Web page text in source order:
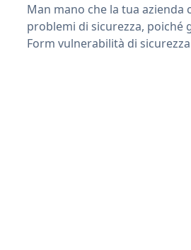
Man mano che la tua
problemi di sicurezza,
Form vulnerabilità di